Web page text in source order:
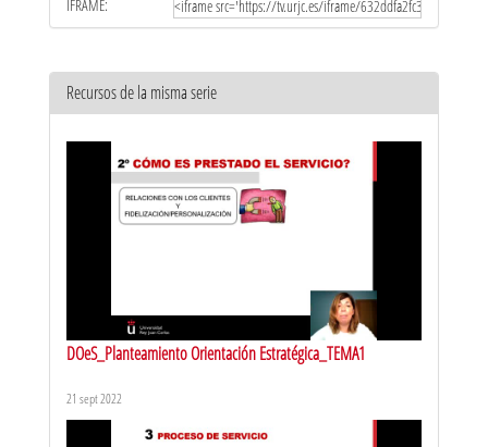
IFRAME:
Recursos de la misma serie
DOeS_Planteamiento Orientación Estratégica_TEMA1
21 sept 2022